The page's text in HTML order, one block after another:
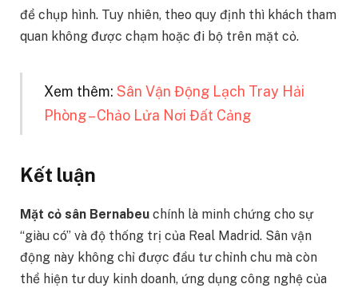
để chụp hình. Tuy nhiên, theo quy định thì khách tham
quan không được chạm hoặc đi bộ trên mặt cỏ.
Xem thêm: Sân Vận Động Lạch Tray Hải
Phòng – Chảo Lửa Nơi Đất Cảng
Kết luận
Mặt cỏ sân Bernabeu chính là minh chứng cho sự
“giàu có” và độ thống trị của Real Madrid. Sân vận
động này không chỉ được đầu tư chỉnh chu mà còn
thể hiện tư duy kinh doanh, ứng dụng công nghệ của